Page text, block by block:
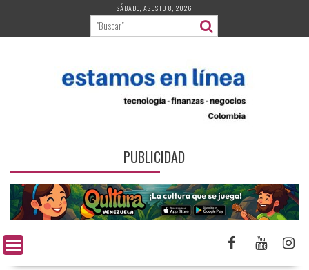
contenido
SÁBADO, AGOSTO 8, 2026
PUBLICIDAD